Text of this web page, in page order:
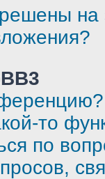
то
по